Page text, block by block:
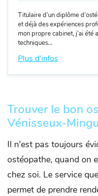
Titulaire d’un diplôme
et déjà des expériences
mon propre cabinet, j’ai
techniques...
Plus d'infos
Trouver le bon
Vénisseux-
Il n'est pas toujours
ostéopathe, quand on
chez soi. Le service
permet de prendre